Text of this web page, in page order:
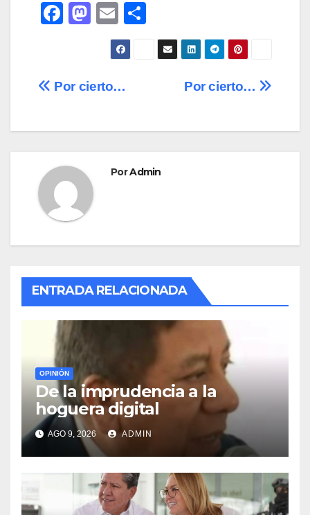
F
e
o
k
M
o
o
E
m
ail
o
m
tir
Navegación
Por cierto…
Por cierto…
PorAdmin
ENTRADA RELACIONADA
OPINIÓN
De la imprudencia a la
hoguera digital
AGO 9, 2026 ADMIN